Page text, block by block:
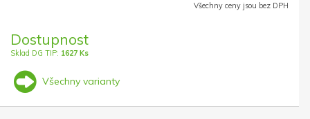
Všechny ceny jsou bez DPH
Dostupnost
Sklad DG TIP: 1627 Ks
Všechny varianty